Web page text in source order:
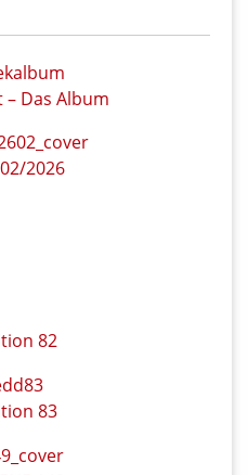
Das Album
2026
149